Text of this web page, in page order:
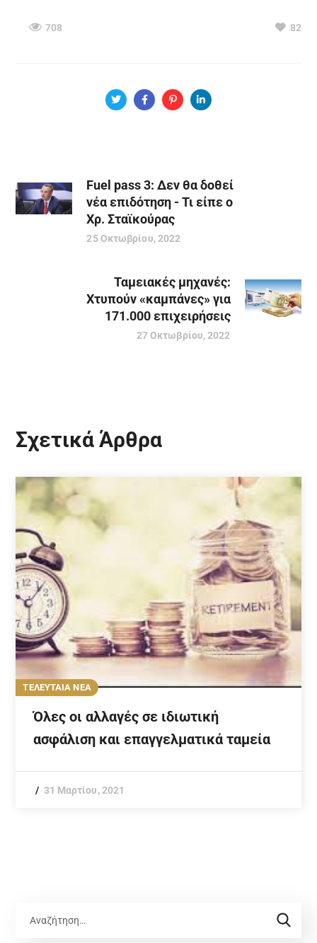
708 82
Fuel pass 3: Δεν θα δοθεί
νέα επιδότηση - Τι είπε ο
Χρ. Σταϊκούρας
25 Οκτωβρίου, 2022
Ταμειακές μηχανές:
Χτυπούν «καμπάνες» για
171.000 επιχειρήσεις
27 Οκτωβρίου, 2022
Σχετικά Άρθρα
ΤΕΛΕΥΤΑΙΑ ΝΕΑ
Όλες οι αλλαγές σε ιδιωτική
ασφάλιση και επαγγελματικά ταμεία
31 Μαρτίου, 2021